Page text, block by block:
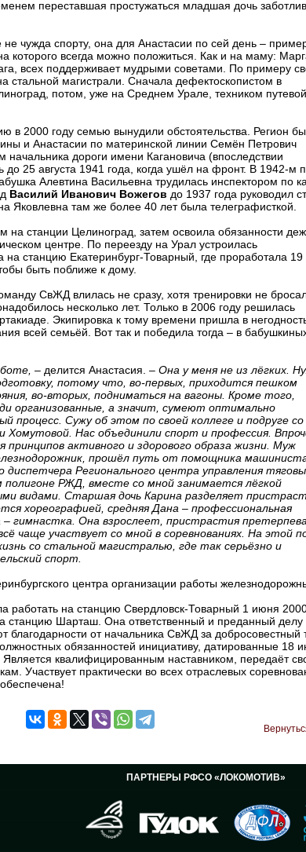
переставшая простужаться младшая дочь
чужда спорту, она для Анастасии по сей день –
которого всегда можно положиться. Как и на маму:
всех поддерживает мудрыми советами. По примеру
стальной магистрали. Сначала дефектоскопистом в
потом, уже на Среднем Урале, техником путевой
в 2000 году семью вынудили обстоятельства. Регион
и Анастасии по материнской линии Семён Петрович
начальника дороги имени Кагановича (впоследствии
до 25 августа 1941 года, когда ушёл на фронт. В 1942-м
Алевтина Васильевна трудилась инспектором по
Василий Иванович Вожегов до 1937 года руководил
Яковлевна там же более 40 лет была телеграфисткой.
на станции Целиноград, затем освоила обязанности
центре. По переезду на Урал устроилась
на станцию Екатеринбург-Товарный, где проработала 19
быть поближе к дому.
СвЖД влилась не сразу, хотя тренировки не
несколько лет. Только в 2006 году решилась
Экипировка к тому времени пришла в
всей семьёй. Вот так и победила тогда – в
– делится Анастасия. – Она у меня не из лёгких.
потому что, во-первых, приходится пешком
во-вторых, подниматься на вагоны. Кроме того,
организованные, а значит, сумеют оптимально
процесс. Сужу об этом по своей коллеге и подруге со
Нас объединили спорт и профессия.
принципов активного и здорового образа жизни. Муж
прошёл путь от помощника
диспетчера Регионального центра управления
полигоне РЖД, вместе со мной занимается лёгкой
видами. Старшая дочь Карина разделяет
хореографией, средняя Дана – профессиональная
гимнастка. Она взрослеет, пристрастия
чаще участвует со мной в соревнованиях. На этой
со стальной магистралью, где так серьёзно и
спорт.
центра организации работы
работать на станцию Свердловск-Товарный 1 июня 2000
станцию Шарташ. Она ответственный и преданный делу
благодарности от начальника СвЖД за добросовестный
обязанностей инициативу, датированные 18
квалифицированным наставником, передаёт
Участвует практически во всех отраслевых
ПАРТНЕРЫ РФСО «ЛОКОМОТИВ»